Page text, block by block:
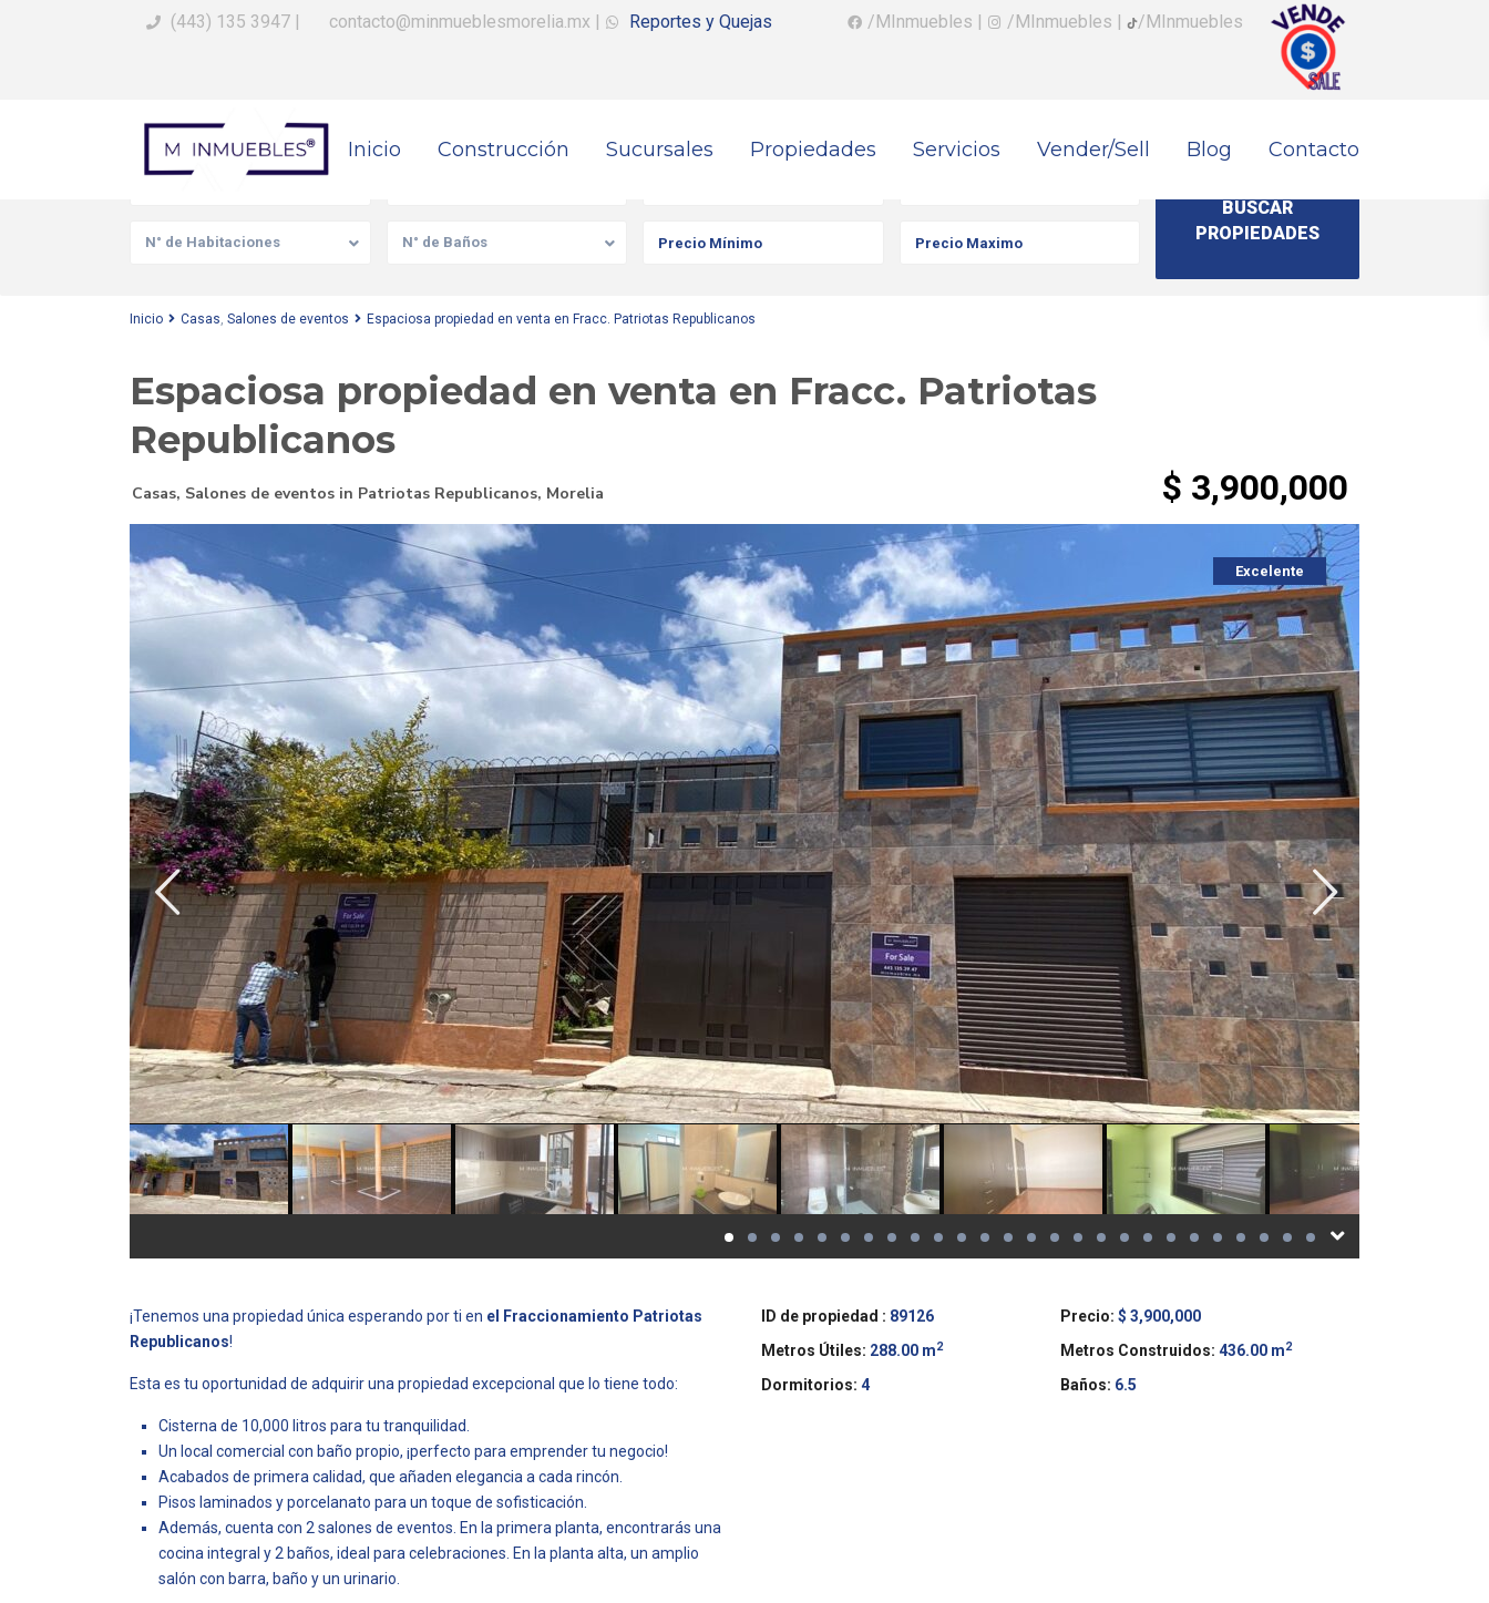
(443) 135 3947 | contacto@minmueblesmorelia.mx | Reportes y Quejas /MInmuebles | /MInmuebles | /MInmuebles
Inicio Construcción Sucursales Propiedades Servicios Vender/Sell Blog Contacto
Busca Tu Propiedad
N° de Habitaciones N° de Baños
Inicio Casas, Salones de eventos Espaciosa propiedad en venta en Fracc. Patriotas Republicanos
Espaciosa propiedad en venta en Fracc. Patriotas
Republicanos
Casas, Salones de eventos in Patriotas Republicanos, Morelia $ 3,900,000
Excelente
¡Tenemos una propiedad única esperando por ti en el Fraccionamiento Patriotas
Republicanos!
Esta es tu oportunidad de adquirir una propiedad excepcional que lo tiene todo:
Cisterna de 10,000 litros para tu tranquilidad.
Un local comercial con baño propio, ¡perfecto para emprender tu negocio!
Acabados de primera calidad, que añaden elegancia a cada rincón.
Pisos laminados y porcelanato para un toque de sofisticación.
Además, cuenta con 2 salones de eventos. En la primera planta, encontrarás una
cocina integral y 2 baños, ideal para celebraciones. En la planta alta, un amplio
salón con barra, baño y un urinario.
ID de propiedad : 89126 Precio: $ 3,900,000
Metros Útiles: 288.00 m2 Metros Construidos: 436.00 m2
Dormitorios: 4 Baños: 6.5